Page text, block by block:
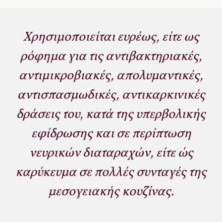
Χρησιμοποιείται ευρέως, είτε ως
ρόφημα για τις αντιβακτηριακές,
αντιμικροβιακές, απολυμαντικές,
αντισπασμωδικές, αντικαρκινικές
δράσεις του, κατά της υπερβολικής
εφίδρωσης και σε περίπτωση
νευρικών διαταραχών, είτε ώς
καρύκευμα σε πολλές συνταγές της
μεσογειακής κουζίνας.